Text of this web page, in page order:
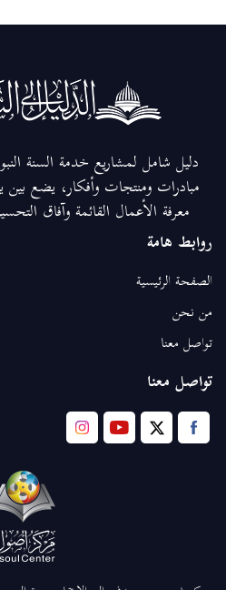
دليل شامل لمشاريع خدمة السنة
مبادرات ومنتجات وأفكار، يضع
معرفة الأعمال القائمة وآفاق
روابط هامة
الصفحة الرئيسية
من نحن
تواصل معنا
تواصل معنا